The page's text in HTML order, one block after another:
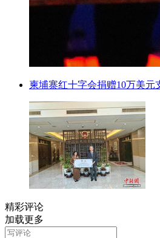
柬埔寨红十字会捐赠10万美元
精彩评论
加载更多